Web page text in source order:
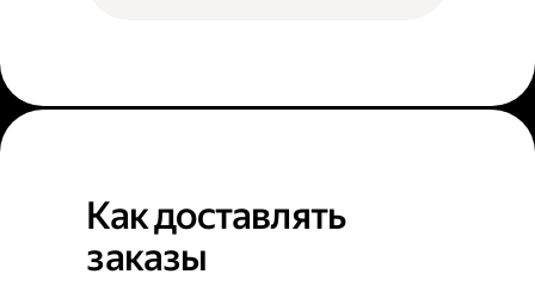
Как доставлять
заказы